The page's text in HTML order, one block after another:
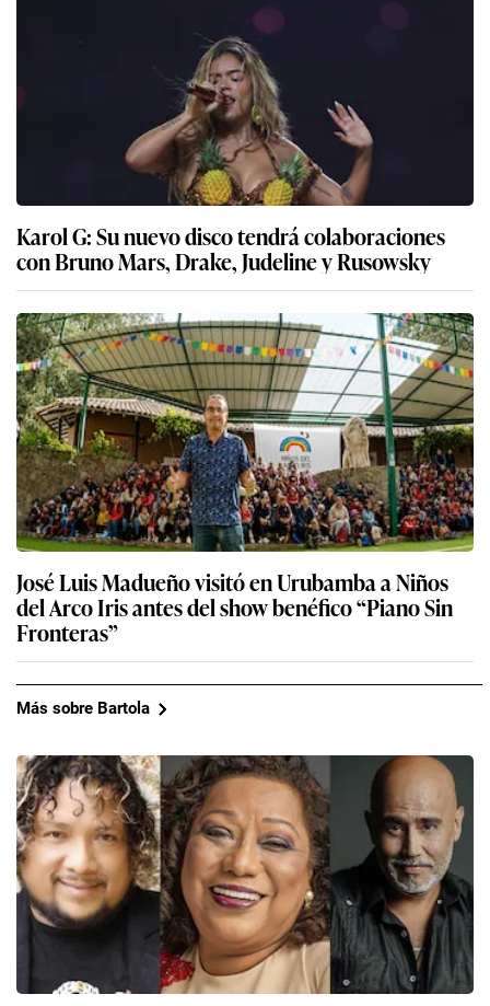
Karol G: Su nuevo disco tendrá colaboraciones
con Bruno Mars, Drake, Judeline y Rusowsky
José Luis Madueño visitó en Urubamba a Niños
del Arco Iris antes del show benéfico “Piano Sin
Fronteras”
Más sobre Bartola